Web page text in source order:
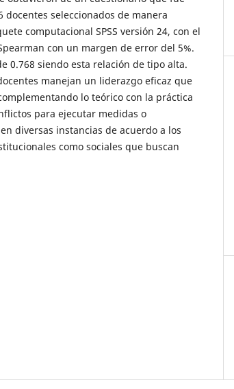
seleccionados de manera
computacional SPSS versión 24, con el
con un margen de error del 5%.
0.768 siendo esta relación de tipo alta.
manejan un liderazgo eficaz que
lo teórico con la práctica
para ejecutar medidas o
diversas instancias de acuerdo a los
como sociales que buscan